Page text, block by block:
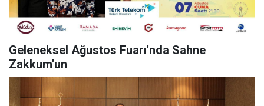
Geleneksel Ağustos Fuarı'nda Sahne
Zakkum'un